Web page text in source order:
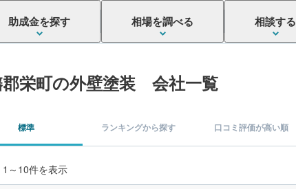
助成金を探す 相場を調べる 相談する
郡栄町の外壁塗装 会社一覧
標準 ランキングから探す 口コミ評価が高い順
～10件を表示